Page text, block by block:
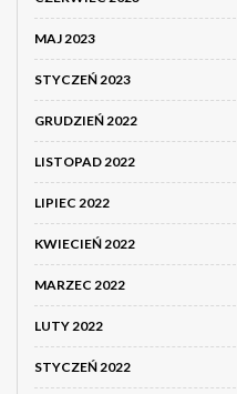
MAJ 2023
STYCZEŃ 2023
GRUDZIEŃ 2022
LISTOPAD 2022
LIPIEC 2022
KWIECIEŃ 2022
MARZEC 2022
LUTY 2022
STYCZEŃ 2022